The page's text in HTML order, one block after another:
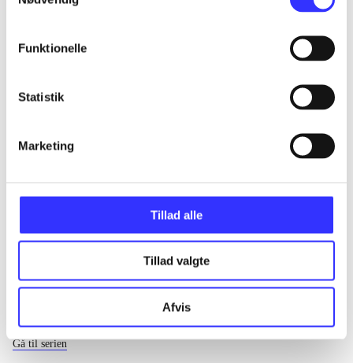
Funktionelle
Statistik
Marketing
Tillad alle
Tillad valgte
Afvis
...
...
...
Gå til serien